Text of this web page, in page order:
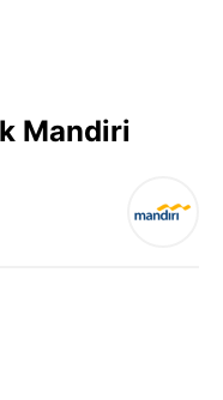
Mandiri